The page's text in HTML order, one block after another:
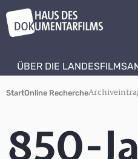
ÜBER DIE
StartOnline Recherche
850-